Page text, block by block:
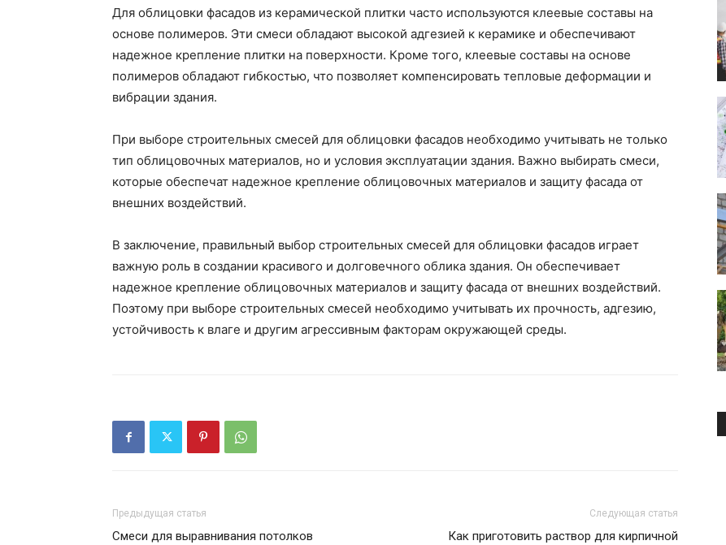
Для облицовки фасадов из керамической плитки часто используются клеевые составы на
основе полимеров. Эти смеси обладают высокой адгезией к керамике и обеспечивают
надежное крепление плитки на поверхности. Кроме того, клеевые составы на основе
полимеров обладают гибкостью, что позволяет компенсировать тепловые деформации и
вибрации здания.
При выборе строительных смесей для облицовки фасадов необходимо учитывать не только
тип облицовочных материалов, но и условия эксплуатации здания. Важно выбирать смеси,
которые обеспечат надежное крепление облицовочных материалов и защиту фасада от
внешних воздействий.
В заключение, правильный выбор строительных смесей для облицовки фасадов играет
важную роль в создании красивого и долговечного облика здания. Он обеспечивает
надежное крепление облицовочных материалов и защиту фасада от внешних воздействий.
Поэтому при выборе строительных смесей необходимо учитывать их прочность, адгезию,
устойчивость к влаге и другим агрессивным факторам окружающей среды.
Предыдущая статья
Смеси для выравнивания потолков
Следующая статья
Как приготовить раствор для кирпичной